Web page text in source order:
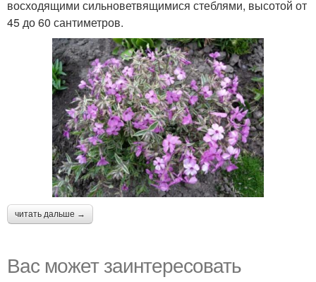
восходящими сильноветвящимися стеблями, высотой от
45 до 60 сантиметров.
читать дальше →
Вас может заинтересовать